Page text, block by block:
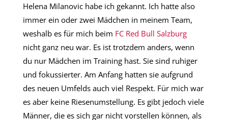
Helena Milanovic habe ich gekannt. Ich hatte also
immer ein oder zwei Mädchen in meinem Team,
weshalb es für mich beim FC Red Bull Salzburg
nicht ganz neu war. Es ist trotzdem anders, wenn
du nur Mädchen im Training hast. Sie sind ruhiger
und fokussierter. Am Anfang hatten sie aufgrund
des neuen Umfelds auch viel Respekt. Für mich war
es aber keine Riesenumstellung. Es gibt jedoch viele
Männer, die es sich gar nicht vorstellen können, als